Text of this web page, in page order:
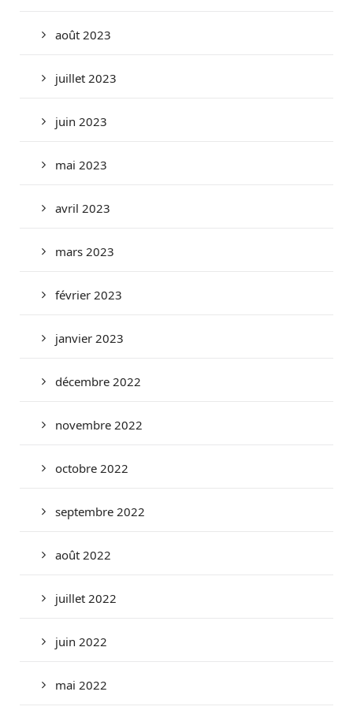
août 2023
juillet 2023
juin 2023
mai 2023
avril 2023
mars 2023
février 2023
janvier 2023
décembre 2022
novembre 2022
octobre 2022
septembre 2022
août 2022
juillet 2022
juin 2022
mai 2022